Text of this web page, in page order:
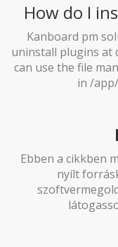
How do I
Kanboard pm
uninstall plugins at
can use the file
in /
Ebben a cikkben
nyílt